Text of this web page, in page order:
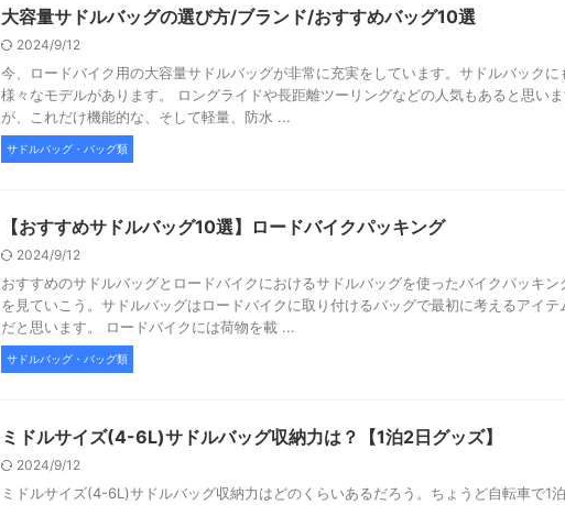
大容量サドルバッグの選び方/ブランド/おすすめバッグ10選
2024/9/12
今、ロードバイク用の大容量サドルバッグが非常に充実をしています。サドルバックに
様々なモデルがあります。 ロングライドや長距離ツーリングなどの人気もあると思い
が、これだけ機能的な、そして軽量、防水 ...
サドルバッグ・バッグ類
【おすすめサドルバッグ10選】ロードバイクパッキング
2024/9/12
おすすめのサドルバッグとロードバイクにおけるサドルバッグを使ったバイクパッキン
を見ていこう。サドルバッグはロードバイクに取り付けるバッグで最初に考えるアイテ
だと思います。 ロードバイクには荷物を載 ...
サドルバッグ・バッグ類
ミドルサイズ(4-6L)サドルバッグ収納力は？【1泊2日グッズ】
2024/9/12
ミドルサイズ(4-6L)サドルバッグ収納力はどのくらいあるだろう。ちょうど自転車で1